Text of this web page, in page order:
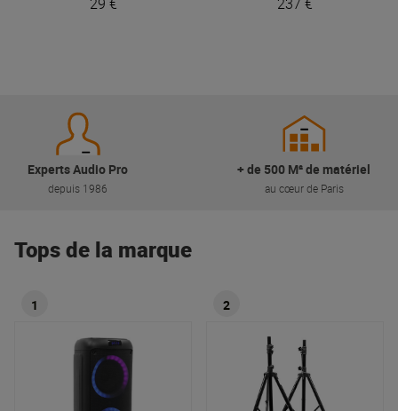
Experts Audio Pro
depuis 1986
+ de 500 M² de matériel
au cœur de Paris
Tops de la marque
1 2